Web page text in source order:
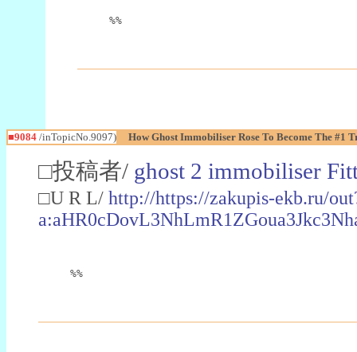
%%
■9084 /inTopicNo.9097) How Ghost Immobiliser Rose To Become The #1
□投稿者/ ghost 2 immobiliser
□U R L/ http://https://zakupis-ekb.ru/
%%